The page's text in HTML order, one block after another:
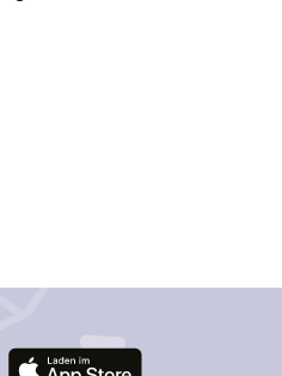
ersten
hier nicht
für